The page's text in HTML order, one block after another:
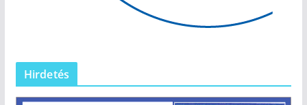
Hirdetés